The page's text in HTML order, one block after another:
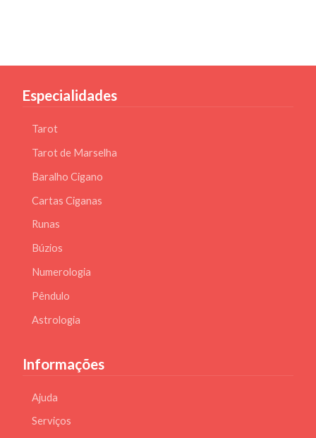
Especialidades
Tarot
Tarot de Marselha
Baralho Cigano
Cartas Ciganas
Runas
Búzios
Numerologia
Pêndulo
Astrologia
Informações
Ajuda
Serviços